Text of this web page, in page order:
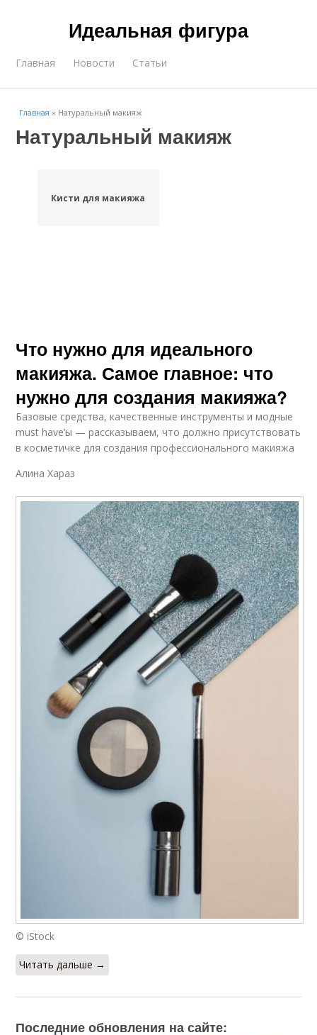
Идеальная фигура
Главная Новости Статьи
Главная » Натуральный макияж
Натуральный макияж
Кисти для макияжа
Что нужно для идеального
макияжа. Самое главное: что
нужно для создания макияжа?
Базовые средства, качественные инструменты и модные
must have’ы — рассказываем, что должно присутствовать
в косметичке для создания профессионального макияжа
Алина Хараз
© iStock
Читать дальше →
Последние обновления на сайте: